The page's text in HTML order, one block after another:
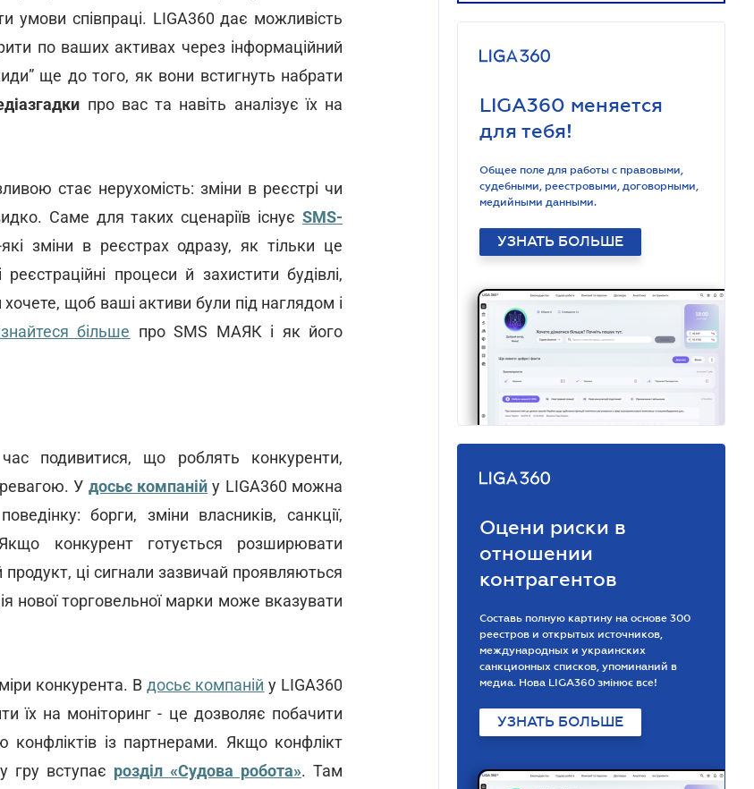
умови співпраці. LIGA360 дає можливість
по ваших активах через інформаційний
ще до того, як вони встигнуть набрати
про вас та навіть аналізує їх на
стає нерухомість: зміни в реєстрі чи
Саме для таких сценаріїв існує SMS-
зміни в реєстрах одразу, як тільки це
процеси й захистити будівлі,
щоб ваші активи були під наглядом і
більше про SMS МАЯК і як його
подивитися, що роблять конкуренти,
У досьє компаній у LIGA360 можна
борги, зміни власників, санкції,
конкурент готується розширювати
ці сигнали зазвичай проявляються
нової торговельної марки може вказувати
конкурента. В досьє компаній у LIGA360
їх на моніторинг - це дозволяє побачити
конфліктів із партнерами. Якщо конфлікт
гру вступає розділ «Судова робота». Там
LIGA360 меняется
для тебя!
Общее поле для работы с правовыми,
судебными, реестровыми, договорными,
медийными данными.
УЗНАТЬ БОЛЬШЕ
Оцени риски в
отношении
контрагентов
Составь полную картину на основе 300
реестров и открытых источников,
международных и украинских
санкционных списков, упоминаний в
медиа. Нова LIGA360 змінює все!
УЗНАТЬ БОЛЬШЕ